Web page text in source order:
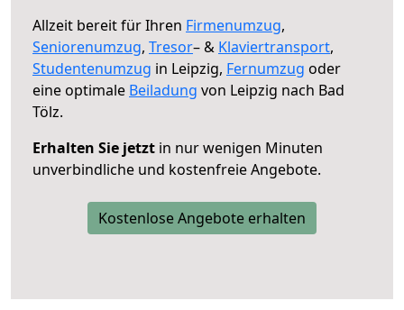
Allzeit bereit für Ihren Firmenumzug,
Seniorenumzug, Tresor– & Klaviertransport,
Studentenumzug in Leipzig, Fernumzug oder
eine optimale Beiladung von Leipzig nach Bad
Tölz.
Erhalten Sie jetzt in nur wenigen Minuten
unverbindliche und kostenfreie Angebote.
Kostenlose Angebote erhalten